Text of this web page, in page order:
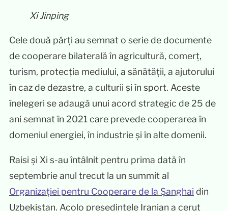
Xi Jinping
Cele două părți au semnat o serie de documente
de cooperare bilaterală în agricultură, comerț,
turism, protecția mediului, a sănătății, a ajutorului
în caz de dezastre, a culturii și în sport. Aceste
înelegeri se adaugă unui acord strategic de 25 de
ani semnat în 2021 care prevede cooperarea în
domeniul energiei, în industrie și în alte domenii.
Raisi și Xi s-au întâlnit pentru prima dată în
septembrie anul trecut la un summit al
Organizației pentru Cooperare de la Șanghai din
Uzbekistan. Acolo președintele Iranian a cerut